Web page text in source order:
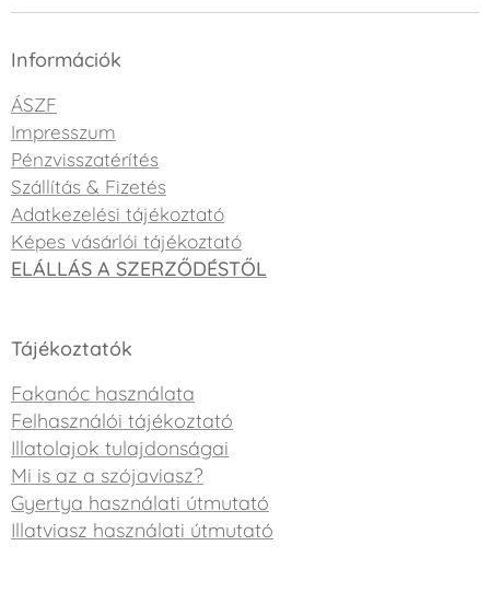
Információk
ÁSZF
Impresszum
Pénzvisszatérítés
Szállítás & Fizetés
Adatkezelési tájékoztató
Képes vásárlói tájékoztató
ELÁLLÁS A SZERZŐDÉSTŐL
Tájékoztatók
Fakanóc használata
Felhasználói tájékoztató
Illatolajok tulajdonságai
Mi is az a szójaviasz?
Gyertya használati útmutató
Illatviasz használati útmutató